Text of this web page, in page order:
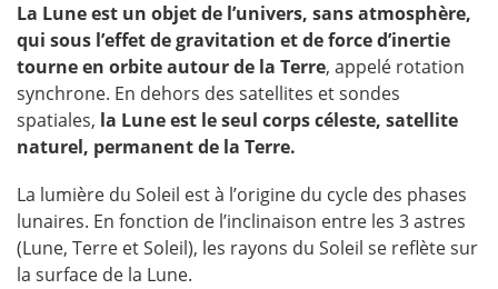
La Lune est un objet de l’univers, sans atmosphère,
qui sous l’effet de gravitation et de force d’inertie
tourne en orbite autour de la Terre, appelé rotation
synchrone. En dehors des satellites et sondes
spatiales, la Lune est le seul corps céleste, satellite
naturel, permanent de la Terre.
La lumière du Soleil est à l’origine du cycle des phases
lunaires. En fonction de l’inclinaison entre les 3 astres
(Lune, Terre et Soleil), les rayons du Soleil se reflète sur
la surface de la Lune.